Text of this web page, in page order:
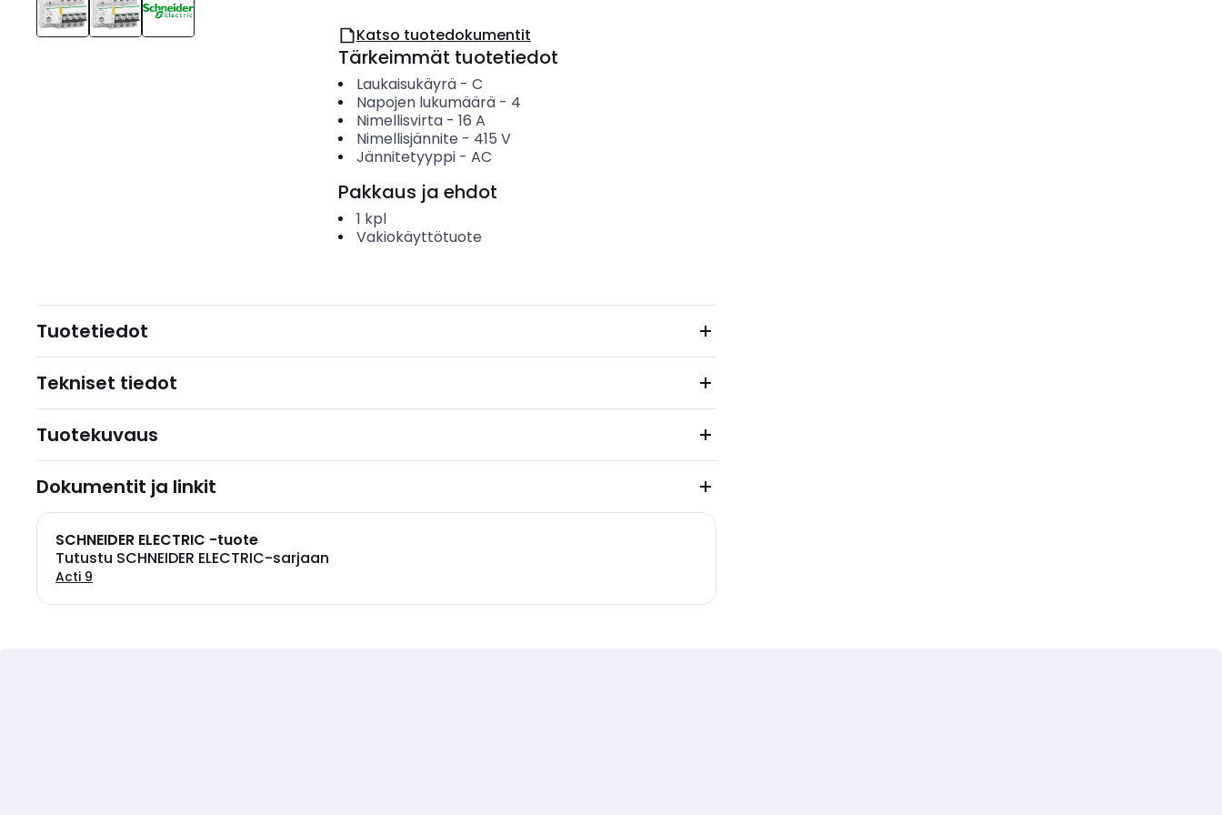
Katso tuotedokumentit
Tärkeimmät tuotetiedot
Laukaisukäyrä- C
Napojen lukumäärä- 4
Nimellisvirta- 16 A
Nimellisjännite - 415 V
Jännitetyyppi- AC
Pakkaus ja ehdot
1 kpl
Vakiokäyttötuote
Tuotetiedot
Tekniset tiedot
Tuotekuvaus
Dokumentit ja linkit
SCHNEIDER ELECTRIC -tuote
Tutustu SCHNEIDER ELECTRIC-sarjaan
Acti 9